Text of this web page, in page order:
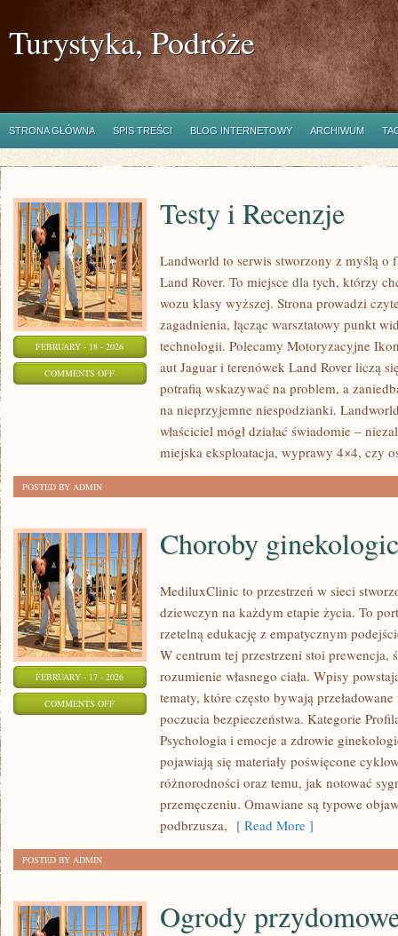
Turystyka, Podróże
STRONA GŁÓWNA SPIS TREŚCI BLOG INTERNETOWY ARCHIWUM
FEBRUARY - 18 - 2026
COMMENTS OFFON
Testy i Recenzje
Landworld to serwis stworzony z myślą o
Land Rover. To miejsce dla tych, którzy
wozu klasy wyższej. Strona prowadzi
zagadnienia, łącząc warsztatowy punkt
technologii. Polecamy Motoryzacyjne
aut Jaguar i terenówek Land Rover liczą
potrafią wskazywać na problem, a
na nieprzyjemne niespodzianki.
właściciel mógł działać świadomie –
miejska eksploatacja, wyprawy 4×4, czy
POSTED BY ADMIN
FEBRUARY - 17 - 2026
COMMENTS OFFON
GINEKOLOGICZNE
Choroby
MediluxClinic to przestrzeń w sieci
dziewczyn na każdym etapie życia. To
rzetelną edukację z empatycznym
W centrum tej przestrzeni stoi prewencja,
rozumienie własnego ciała. Wpisy
tematy, które często bywają
poczucia bezpieczeństwa. Kategorie
Psychologia i emocje a zdrowie
pojawiają się materiały poświęcone
różnorodności oraz temu, jak notować
przemęczeniu. Omawiane są typowe
podbrzusza, [ Read More ]
POSTED BY ADMIN
Ogrody